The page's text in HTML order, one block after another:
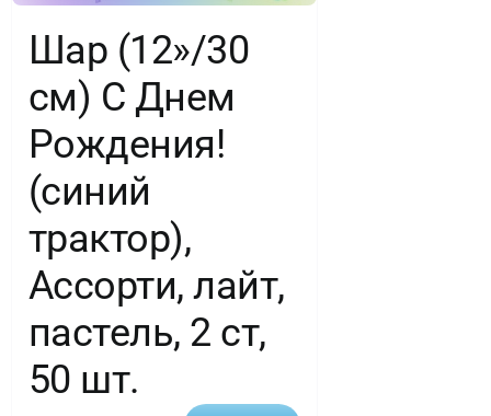
Шар (12»/30
см) С Днем
Рождения!
(синий
трактор),
Ассорти, лайт,
пастель, 2 ст,
50 шт.